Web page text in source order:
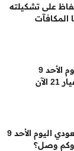
على تشكيلته
تعرف على أسعار الذهب ليوم الأحد 9
تعرف على سعر الريال السعودي اليوم الأحد 9